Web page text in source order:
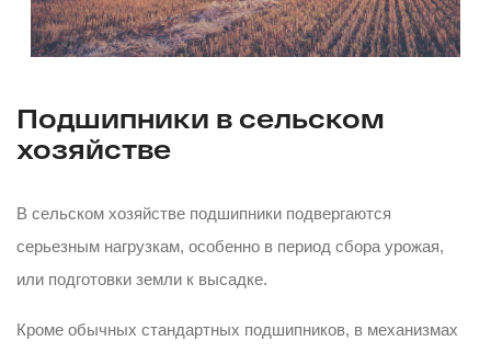
Подшипники в сельском
хозяйстве
В сельском хозяйстве подшипники подвергаются
серьезным нагрузкам, особенно в период сбора урожая,
или подготовки земли к высадке.
Кроме обычных стандартных подшипников, в механизмах